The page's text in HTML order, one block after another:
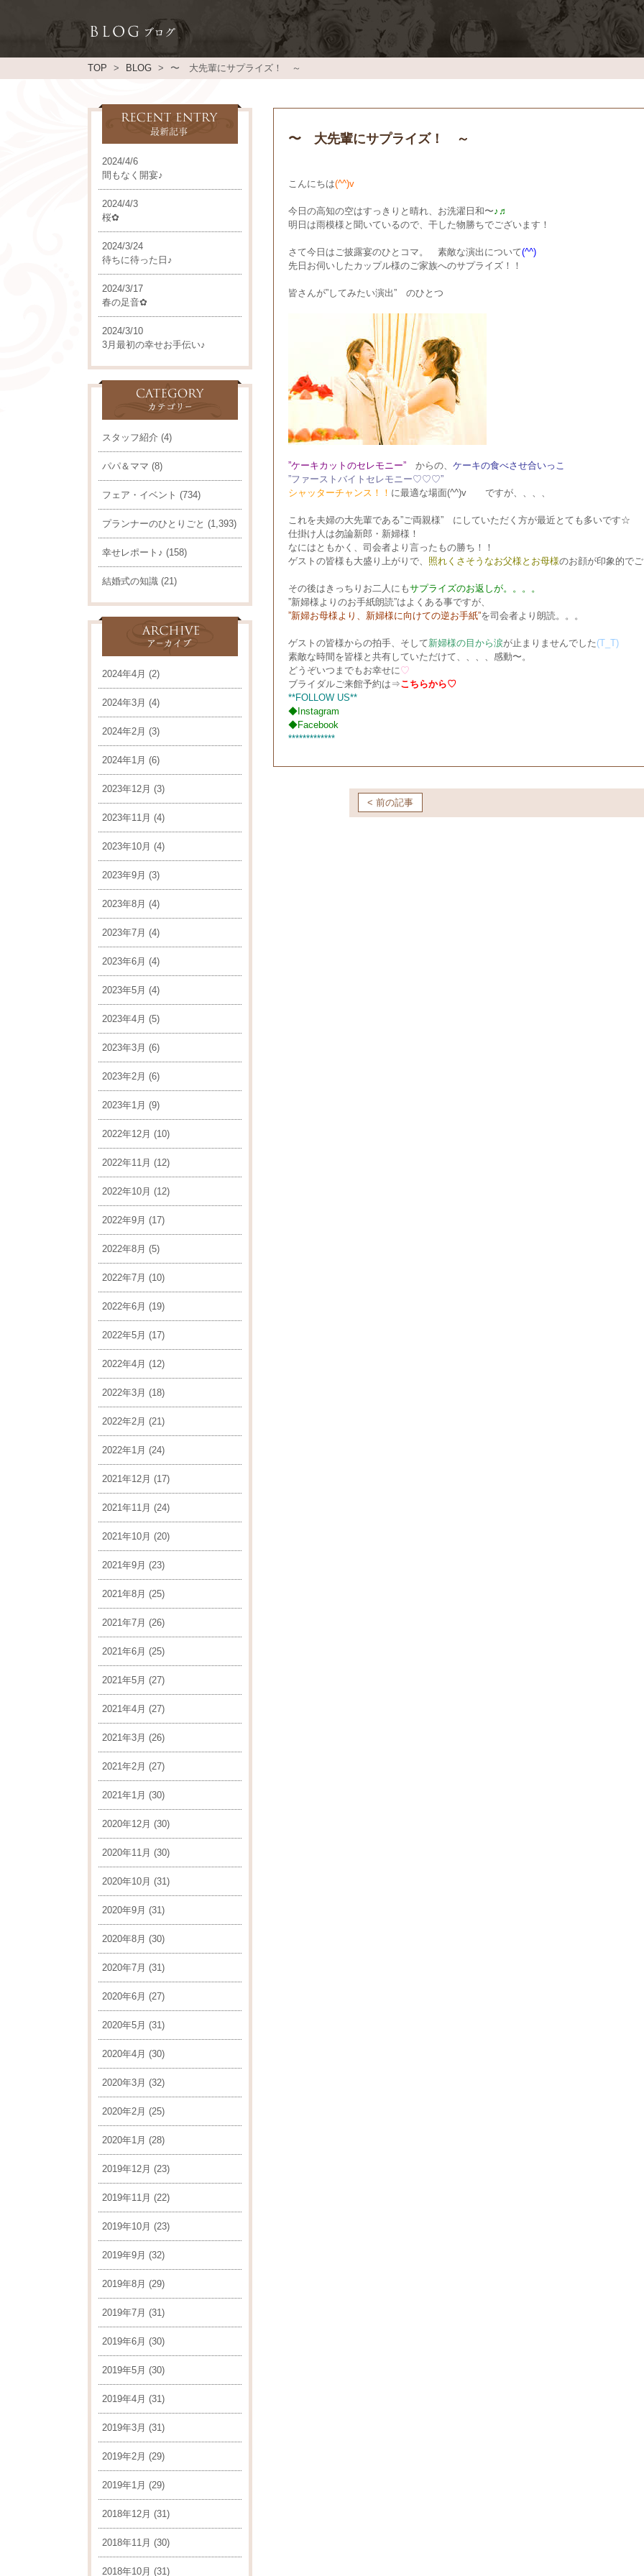
TOP BLOG 〜 大先輩にサプライズ！ ～
2024/4/6
間もなく開宴♪
2024/4/3
桜✿
2024/3/24
待ちに待った日♪
2024/3/17
春の足音✿
2024/3/10
3月最初の幸せお手伝い♪
スタッフ紹介 (4)
パパ＆ママ (8)
フェア・イベント (734)
プランナーのひとりごと (1,393)
幸せレポート♪ (158)
結婚式の知識 (21)
2024年4月 (2)
2024年3月 (4)
2024年2月 (3)
2024年1月 (6)
2023年12月 (3)
2023年11月 (4)
2023年10月 (4)
2023年9月 (3)
2023年8月 (4)
2023年7月 (4)
2023年6月 (4)
2023年5月 (4)
2023年4月 (5)
2023年3月 (6)
2023年2月 (6)
2023年1月 (9)
2022年12月 (10)
2022年11月 (12)
2022年10月 (12)
2022年9月 (17)
2022年8月 (5)
2022年7月 (10)
2022年6月 (19)
2022年5月 (17)
2022年4月 (12)
2022年3月 (18)
2022年2月 (21)
2022年1月 (24)
2021年12月 (17)
2021年11月 (24)
2021年10月 (20)
2021年9月 (23)
2021年8月 (25)
2021年7月 (26)
2021年6月 (25)
2021年5月 (27)
2021年4月 (27)
2021年3月 (26)
2021年2月 (27)
2021年1月 (30)
2020年12月 (30)
2020年11月 (30)
2020年10月 (31)
2020年9月 (31)
2020年8月 (30)
2020年7月 (31)
2020年6月 (27)
2020年5月 (31)
2020年4月 (30)
2020年3月 (32)
2020年2月 (25)
2020年1月 (28)
2019年12月 (23)
2019年11月 (22)
2019年10月 (23)
2019年9月 (32)
2019年8月 (29)
2019年7月 (31)
2019年6月 (30)
2019年5月 (30)
2019年4月 (31)
2019年3月 (31)
2019年2月 (29)
2019年1月 (29)
2018年12月 (31)
2018年11月 (30)
2018年10月 (31)
〜 大先輩にサプライズ！ ～
こんにちは(^^)v
今日の高知の空はすっきりと晴れ、お洗濯日和〜♪♬
明日は雨模様と聞いているので、干した物勝ちでございます！
さて今日はご披露宴のひとコマ。 素敵な演出について(^^)
先日お伺いしたカップル様のご家族へのサプライズ！！
皆さんが”してみたい演出” のひとつ
”ケーキカットのセレモニー” からの、 ケーキの食べさせ合いっこ
”ファーストバイトセレモニー♡♡♡”
シャッターチャンス！！ に最適な場面(^^)v ですが、、、、
これを夫婦の大先輩である”ご両親様” にしていただく方が最近とても多いです☆
仕掛け人は勿論新郎・新婦様！
なにはともかく、司会者より言ったもの勝ち！！
ゲストの皆様も大盛り上がりで、 照れくさそうなお父様とお母様のお顔が印象的で
その後はきっちりお二人にもサプライズのお返しが。。。。
”新婦様よりのお手紙朗読”はよくある事ですが、
”新婦お母様より、新婦様に向けての逆お手紙”を司会者より朗読。。。
ゲストの皆様からの拍手、そして新婦様の目から涙が止まりませんでした(T_T)
素敵な時間を皆様と共有していただけて、、、、感動〜。
どうぞいつまでもお幸せに♡
ブライダルご来館予約は⇒こちらから♡
**FOLLOW US**
◆ Instagram
◆Facebook
*************
< 前の記事